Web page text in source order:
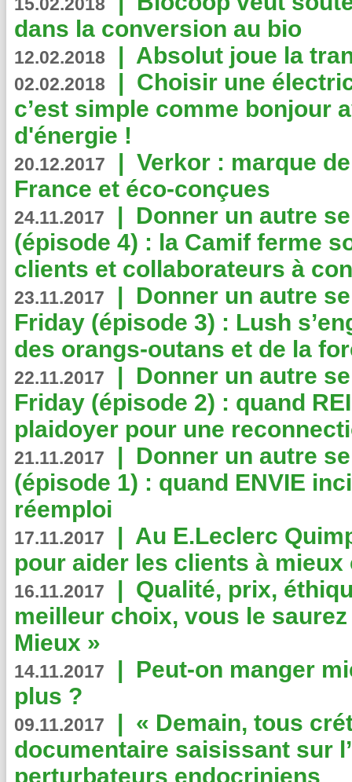
dans la conversion au bio
12.02.2018 | Absolut joue la
02.02.2018 | Choisir une
c’est simple comme bonjour
d'énergie !
20.12.2017 | Verkor : marque
France et éco-conçues
24.11.2017 | Donner un autre
(épisode 4) : la Camif ferme
clients et collaborateurs à
23.11.2017 | Donner un autre
Friday (épisode 3) : Lush
des orangs-outans et de la
22.11.2017 | Donner un autre
Friday (épisode 2) : quand
plaidoyer pour une
21.11.2017 | Donner un autre
(épisode 1) : quand ENVIE
réemploi
17.11.2017 | Au E.Leclerc
pour aider les clients à
16.11.2017 | Qualité, prix,
meilleur choix, vous le
Mieux »
14.11.2017 | Peut-on manger
plus ?
09.11.2017 | « Demain, tous
documentaire saisissant sur
perturbateurs endocriniens